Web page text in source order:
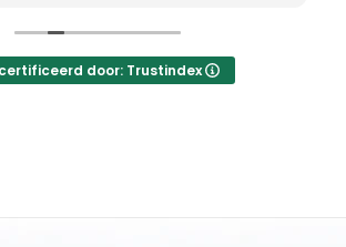
waar met een paar kleine
het perfecte model van werd
door: Trustindex